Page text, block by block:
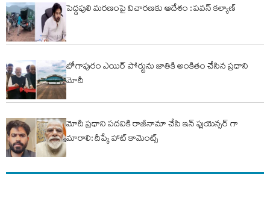
పెద్దపులి మరణంపై విచారణకు ఆదేశం : పవన్ కల్యాణ్
భోగాపురం ఎయిర్ పోర్టును జాతికి అంకితం చేసిన ప్రధాని
మోదీ
మోదీ ప్రధాని పదవికి రాజీనామా చేసి ఇన్ ఫ్లుయెన్సర్ గా
మారాలి: దీప్కే హాట్ కామెంట్స్